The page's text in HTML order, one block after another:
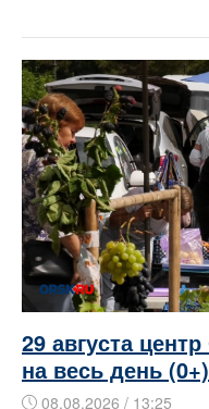
29 августа
на весь день (0+)
08.08.2026 / 13:25